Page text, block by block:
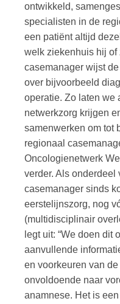
ontwikkeld,
specialisten in de
een patiënt altijd
welk ziekenhuis hij of
casemanager wijst
over bijvoorbeeld
operatie. Zo laten we
netwerkzorg krijgen
samenwerken om tot
regionaal
Oncologienetwerk
verder. Als onderdeel
casemanager sinds
eerstelijnszorg, nog
(multidisciplinair
legt uit: “We doen dit
aanvullende
en voorkeuren van
onvoldoende naar
anamnese. Het is